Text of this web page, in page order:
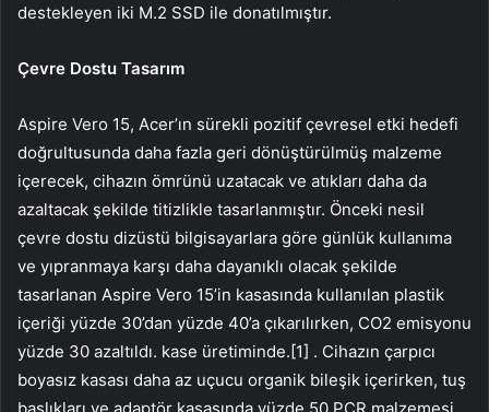
destekleyen iki M.2 SSD ile donatılmıştır.
Çevre Dostu Tasarım
Aspire Vero 15, Acer’ın sürekli pozitif çevresel etki hedefi
doğrultusunda daha fazla geri dönüştürülmüş malzeme
içerecek, cihazın ömrünü uzatacak ve atıkları daha da
azaltacak şekilde titizlikle tasarlanmıştır. Önceki nesil
çevre dostu dizüstü bilgisayarlara göre günlük kullanıma
ve yıpranmaya karşı daha dayanıklı olacak şekilde
tasarlanan Aspire Vero 15’in kasasında kullanılan plastik
içeriği yüzde 30’dan yüzde 40’a çıkarılırken, CO2 emisyonu
yüzde 30 azaltıldı. kase üretiminde.[1] . Cihazın çarpıcı
boyasız kasası daha az uçucu organik bileşik içerirken, tuş
başlıkları ve adaptör kasasında yüzde 50 PCR malzemesi